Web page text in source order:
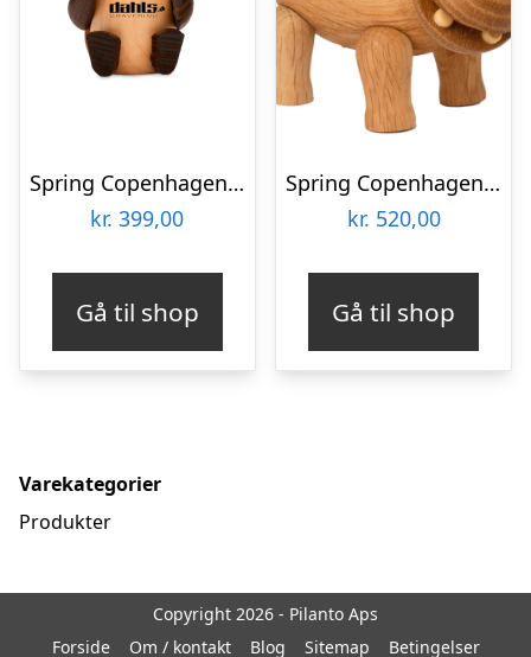
Spring Copenhagen Pingvin Snow lille firmagaver med logo
kr. 399,00
Gå til shop
Spring Copenhagen flodhesten Flora firmagaver med logo
kr. 520,00
Gå til shop
Varekategorier
Produkter
Copyright 2026 - Pilanto Aps
Forside
Om / kontakt Blog Sitemap Betingelser